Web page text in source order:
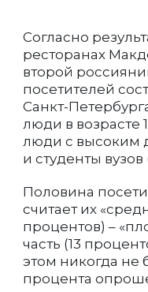
Согласно
ресторанах
второй
посетителей
Санкт-
люди в возрасте
люди с высоким
и студенты вузов
Половина
считает их
процентов) –
часть (13
этом никогда не
процента